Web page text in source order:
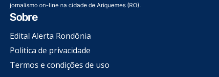
jornalismo on-line na cidade de Ariquemes (RO).
Sobre
Edital Alerta Rondônia
Politica de privacidade
Termos e condições de uso